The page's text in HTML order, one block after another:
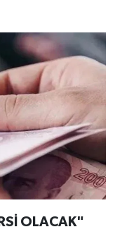
OLACAK"